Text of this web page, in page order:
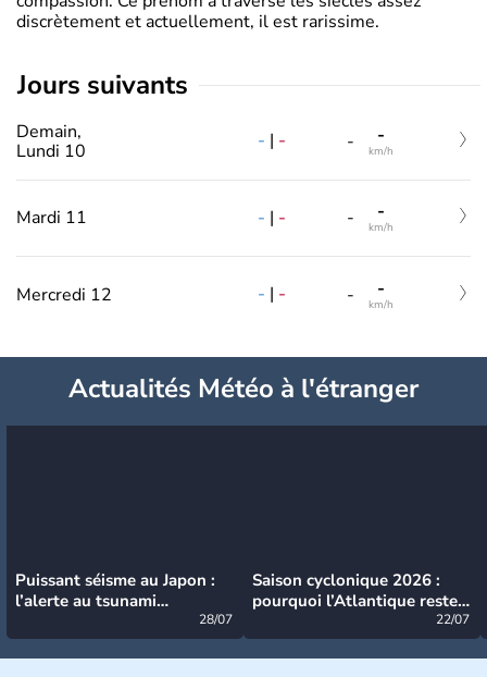
discrètement et actuellement, il est rarissime.
jours suivants
Demain,
Lundi 10
- | - - -
km/h
Mardi 11 - | - - -
km/h
Mercredi 12 - | - - -
km/h
Actualités Météo à l'étranger
Puissant séisme au Japon :
l’alerte au tsunami
28/07
Saison cyclonique 2026 :
pourquoi l’Atlantique reste
22/07